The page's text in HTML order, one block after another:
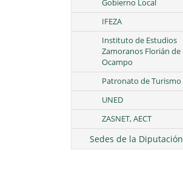
Gobierno Local
IFEZA
Instituto de Estudios
Zamoranos Florián de
Ocampo
Patronato de Turismo
UNED
ZASNET, AECT
Sedes de la Diputación